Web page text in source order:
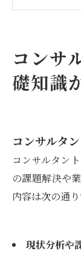
約プロセ
コンサル
神奈川県
コンサル
を記事内
会社概要
対応地域
コンサ
礎知識
コンサルタ
コンサルタン
の課題解決や
内容は次の通り
現状分析や